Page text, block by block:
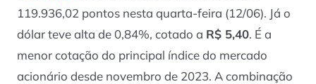
119.936,02 pontos nesta quarta-feira (12/06). Já o
dólar teve alta de 0,84%, cotado a R$ 5,40. É a
menor cotação do principal índice do mercado
acionário desde novembro de 2023. A combinação